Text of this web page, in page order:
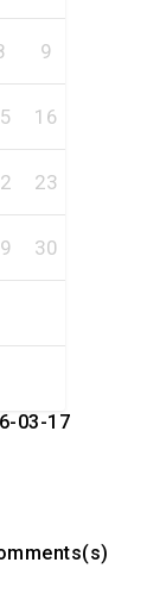
9
16
23
30
03-17